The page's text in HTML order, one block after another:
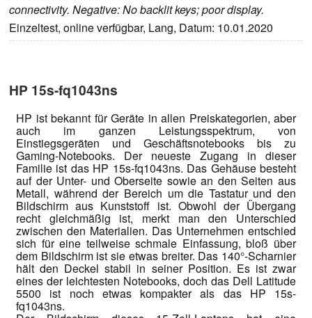
connectivity. Negative: No backlit keys; poor display.
Einzeltest, online verfügbar, Lang, Datum: 10.01.2020
HP 15s-fq1043ns
HP ist bekannt für Geräte in allen Preiskategorien, aber
auch im ganzen Leistungsspektrum, von
Einstiegsgeräten und Geschäftsnotebooks bis zu
Gaming-Notebooks. Der neueste Zugang in dieser
Familie ist das HP 15s-fq1043ns. Das Gehäuse besteht
auf der Unter- und Oberseite sowie an den Seiten aus
Metall, während der Bereich um die Tastatur und den
Bildschirm aus Kunststoff ist. Obwohl der Übergang
recht gleichmäßig ist, merkt man den Unterschied
zwischen den Materialien. Das Unternehmen entschied
sich für eine teilweise schmale Einfassung, bloß über
dem Bildschirm ist sie etwas breiter. Das 140°-Scharnier
hält den Deckel stabil in seiner Position. Es ist zwar
eines der leichtesten Notebooks, doch das Dell Latitude
5500 ist noch etwas kompakter als das HP 15s-
fq1043ns.